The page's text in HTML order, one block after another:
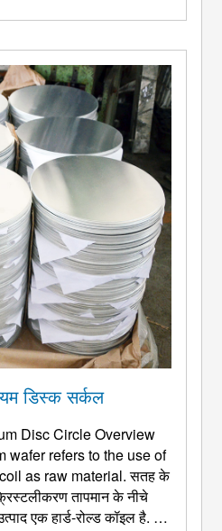
डिस्क सर्कल
Disc Circle Overview
wafer refers to the use of
as raw material. सतह के
तापमान के नीचे
एक हार्ड-रोल्ड कॉइल है. इस